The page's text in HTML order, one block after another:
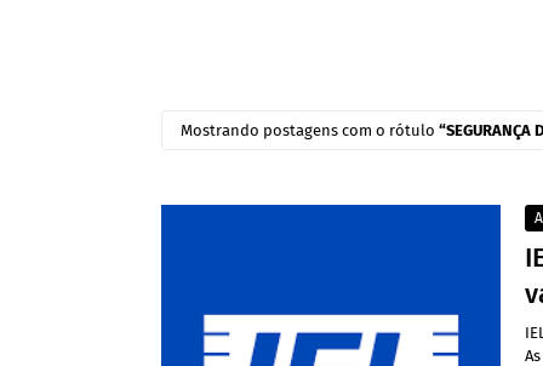
Mostrando postagens com o rótulo SEGURANÇA